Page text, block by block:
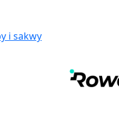
i sakwy